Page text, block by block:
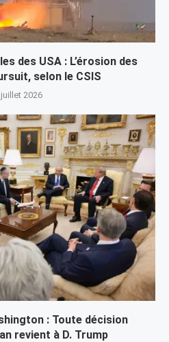
des USA : L’érosion des
selon le CSIS
2026
: Toute décision
revient à D. Trump